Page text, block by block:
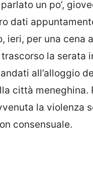
un po’,
dati
ieri, per una cena
la serata
all’alloggio
città meneghina.
la violenza
consensuale.